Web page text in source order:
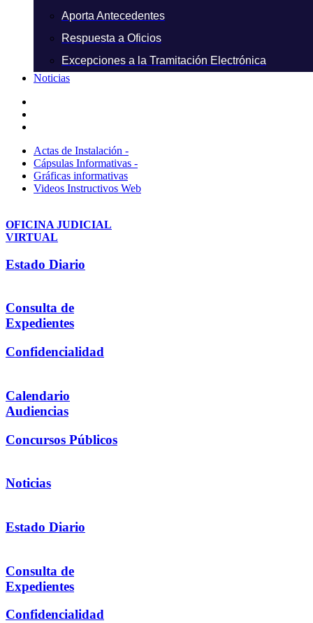
Aporta Antecedentes
Respuesta a Oficios
Excepciones a la Tramitación Electrónica
Noticias
Actas de Instalación -
Cápsulas Informativas -
Gráficas informativas
Videos Instructivos Web
OFICINA JUDICIAL
VIRTUAL
Estado Diario
Consulta de
Expedientes
Confidencialidad
Calendario
Audiencias
Concursos Públicos
Noticias
Estado Diario
Consulta de
Expedientes
Confidencialidad